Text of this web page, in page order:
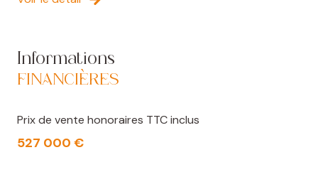
Informations
FINANCIÈRES
Prix de vente honoraires TTC inclus
527 000 €